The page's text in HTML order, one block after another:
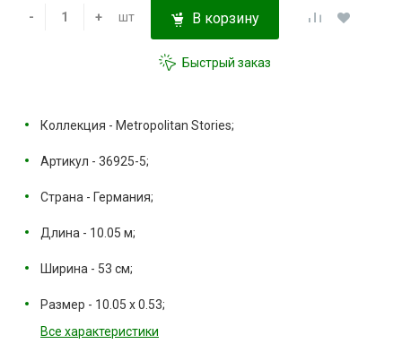
- + шт В корзину
Быстрый заказ
Коллекция - Metropolitan Stories;
Артикул - 36925-5;
Страна - Германия;
Длина - 10.05 м;
Ширина - 53 см;
Размер - 10.05 х 0.53;
Все характеристики